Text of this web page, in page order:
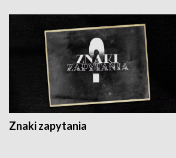
Znaki zapytania